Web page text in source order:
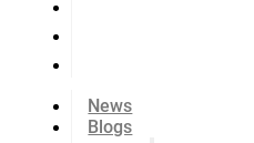
News
Blogs